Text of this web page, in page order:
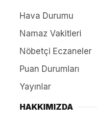
Hava Durumu
Namaz Vakitleri
Nöbetçi Eczaneler
Puan Durumları
Yayınlar
HAKKIMIZDA